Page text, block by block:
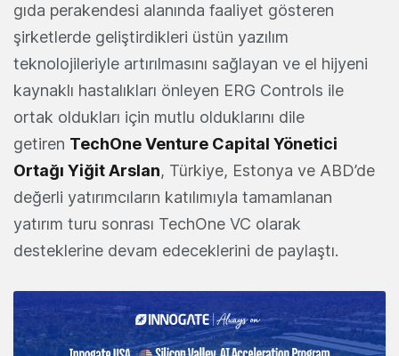
gıda perakendesi alanında faaliyet gösteren
şirketlerde geliştirdikleri üstün yazılım
teknolojileriyle artırılmasını sağlayan ve el hijyeni
kaynaklı hastalıkları önleyen ERG Controls ile
ortak oldukları için mutlu olduklarını dile
getiren TechOne Venture Capital Yönetici
Ortağı Yiğit Arslan, Türkiye, Estonya ve ABD’de
değerli yatırımcıların katılımıyla tamamlanan
yatırım turu sonrası TechOne VC olarak
desteklerine devam edeceklerini de paylaştı.